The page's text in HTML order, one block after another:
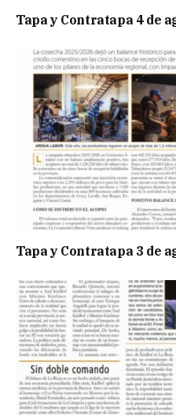
Tapa y Contratapa 4 de
Tapa y Contratapa 3 de